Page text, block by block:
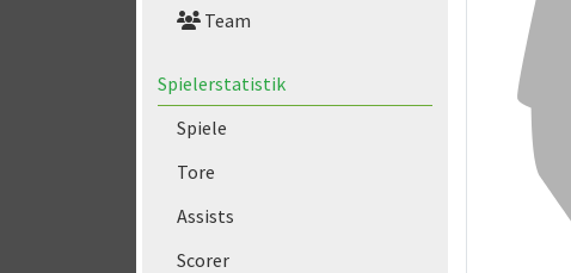
Team
Spielerstatistik
Spiele
Tore
Assists
Scorer